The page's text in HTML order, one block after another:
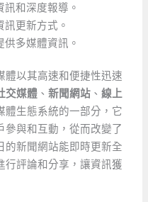
訊和深度報導。
訊更新方式。
供多媒體資訊。
體以其高速和便捷性迅速
交媒體 、新聞網站 、線上
體生態系統的一部分，它
參與和互動，從而改變了
的新聞網站能即時更新全
行評論和分享，讓資訊獲